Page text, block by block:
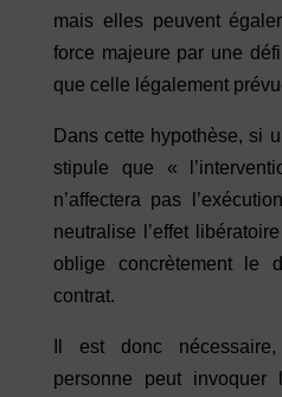
mais elles peuvent
force majeure par une
que celle légalement
Dans cette hypothèse, si
stipule que «
n’affectera pas
neutralise l’effet
oblige concrètement le
contrat.
Il est donc
personne peut